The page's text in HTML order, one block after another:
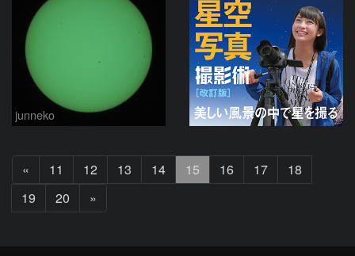
junneko
«
へ
11 12 13 14 15 16 17
18
19
20 »
へ